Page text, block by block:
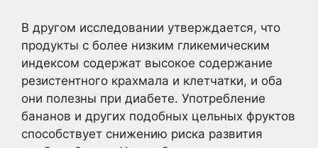
В другом исследовании утверждается, что
продукты с более низким гликемическим
индексом содержат высокое содержание
резистентного крахмала и клетчатки, и оба
они полезны при диабете. Употребление
бананов и других подобных цельных фруктов
способствует снижению риска развития